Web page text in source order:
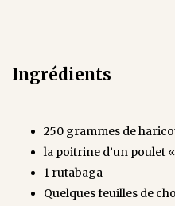
Ingrédients
250 grammes de
la poitrine d’un poulet
1 rutabaga
Quelques feuilles de